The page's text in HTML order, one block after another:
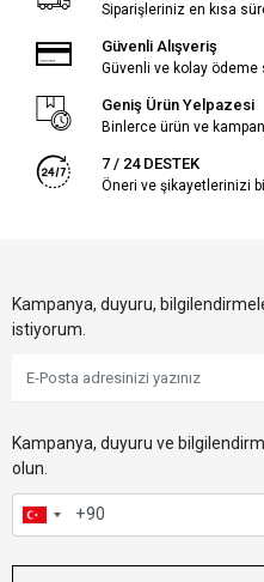
Siparişleriniz en kısa
Güvenli Alışveriş
Güvenli ve kolay ödeme
Geniş Ürün Yelpazesi
Binlerce ürün ve
7 / 24 DESTEK
Öneri ve şikayetlerinizi
Kampanya, duyuru,
istiyorum.
Kampanya, duyuru ve
olun.